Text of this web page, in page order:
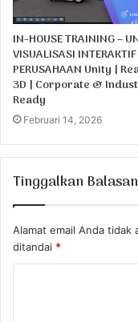
IN-HOUSE TRAINING –
VISUALISASI INTERAKTIF
PERUSAHAAN Unity |
3D | Corporate &
Ready
Februari 14, 2026
Tinggalkan Balasan
Alamat email Anda tidak
ditandai *